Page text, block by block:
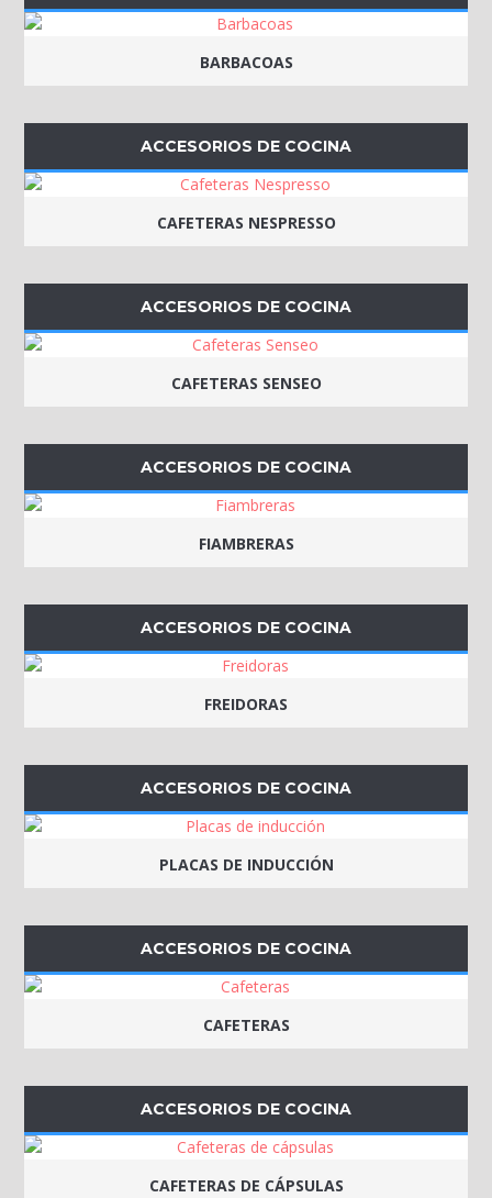
BARBACOAS
ACCESORIOS DE COCINA
CAFETERAS NESPRESSO
ACCESORIOS DE COCINA
CAFETERAS SENSEO
ACCESORIOS DE COCINA
FIAMBRERAS
ACCESORIOS DE COCINA
FREIDORAS
ACCESORIOS DE COCINA
PLACAS DE INDUCCIÓN
ACCESORIOS DE COCINA
CAFETERAS
ACCESORIOS DE COCINA
CAFETERAS DE CÁPSULAS